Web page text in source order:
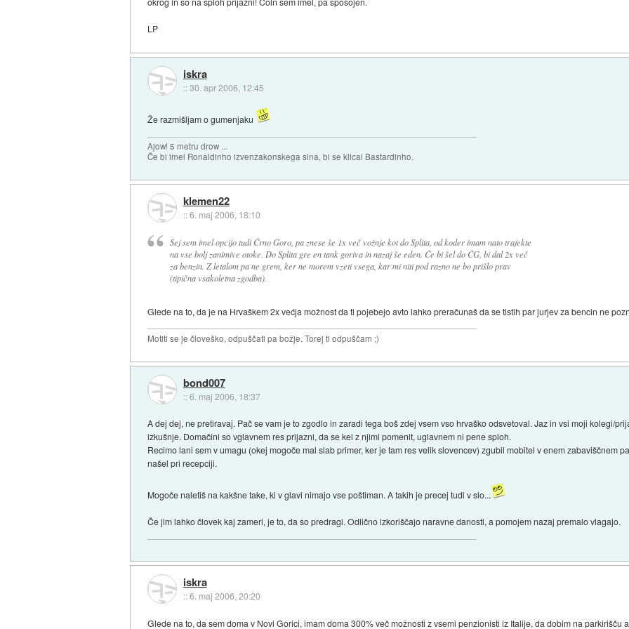
LP
iskra
::30. apr 2006, 12:45
Že razmišljam o gumenjaku
Ajow! 5 metru drow ...
Če bi imel Ronaldinho izvenzakonskega sina, bi se klical Bastardinho.
klemen22
::6. maj 2006, 18:10
Sej sem imel opcijo tudi Črno Goro, pa znese še 1x več vožnje kot do Splita, od koder imam nato trajekte
na vse bolj zanimive otoke. Do Splita gre en tank goriva in nazaj še eden. Če bi šel do ČG, bi dal 2x več
za benzin. Z letalom pa ne grem, ker ne morem vzeti vsega, kar mi niti pod razno ne bo prišlo prav
(tipična vsakoletna zgodba).
Glede na to, da je na Hrvaškem 2x većja možnost da ti pojebejo avto lahko preračunaš da se tistih par jurjev za bencin ne
Motiti se je človeško, odpuščati pa božje. Torej ti odpuščam ;)
bond007
::6. maj 2006, 18:37
A dej dej, ne pretiravaj. Pač se vam je to zgodlo in zaradi tega boš zdej vsem vso hrvaško odsvetoval. Jaz in vsi moji kolegi/
izkušnje. Domačini so vglavnem res prijazni, da se kei z njimi pomenit, uglavnem ni pene sploh.
Recimo lani sem v umagu (okej mogoče mal slab primer, ker je tam res velik slovencev) zgubil mobitel v enem zabaviščnem
našel pri recepciji.
Mogoče naletiš na kakšne take, ki v glavi nimajo vse poštiman. A takih je precej tudi v slo...
Če jim lahko človek kaj zameri, je to, da so predragi. Odlično izkoriščajo naravne danosti, a pomojem nazaj premalo vlagajo.
iskra
::6. maj 2006, 20:20
Glede na to, da sem doma v Novi Gorici, imam doma 300% več možnosti z vsemi penzionisti iz Italije, da dobim na parkirišču